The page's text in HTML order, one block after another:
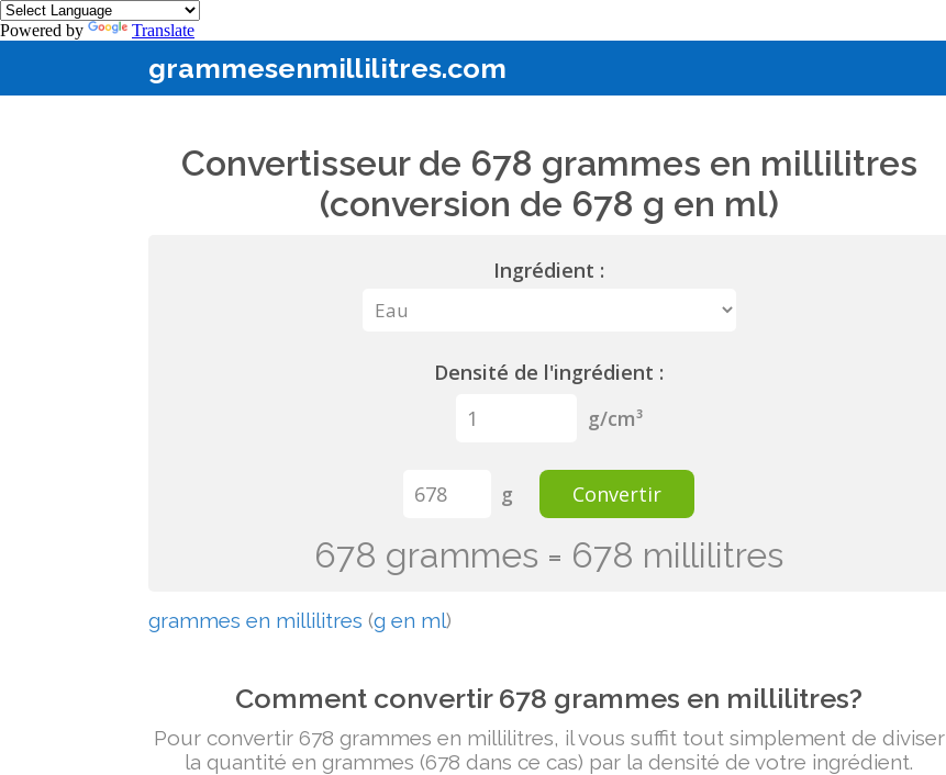
Powered by Translate
grammesenmillilitres.com
Convertisseur de 678 grammes en millilitres
(conversion de 678 g en ml)
Ingrédient :
Densité de l'ingrédient :
g/cm³
g Convertir
678 grammes = 678 millilitres
grammes en millilitres (g en ml)
Comment convertir 678 grammes en millilitres?
Pour convertir 678 grammes en millilitres, il vous suffit tout simplement de diviser
la quantité en grammes (678 dans ce cas) par la densité de votre ingrédient.